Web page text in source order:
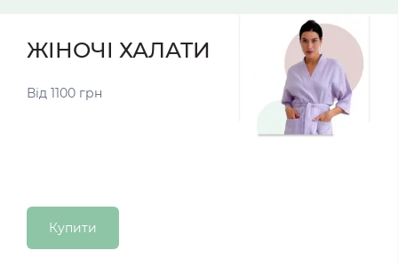
ЖІНОЧІ ХАЛАТИ
Від 1100 грн
Купити